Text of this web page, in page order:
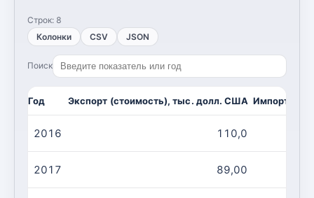
Строк: 8
Колонки
CSV JSON
Поиск
Год Экспорт (стоимость), тыс. долл. США Импорт
2016 110,0
2017 89,00